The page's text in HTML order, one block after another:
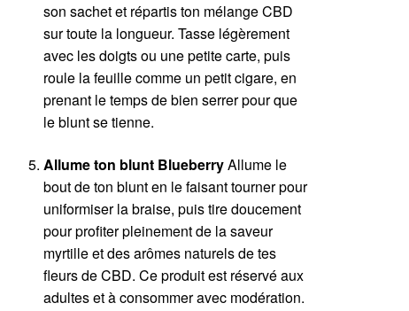
son sachet et répartis ton mélange CBD
sur toute la longueur. Tasse légèrement
avec les doigts ou une petite carte, puis
roule la feuille comme un petit cigare, en
prenant le temps de bien serrer pour que
le blunt se tienne.
Allume ton blunt BlueberryAllume le
bout de ton blunt en le faisant tourner pour
uniformiser la braise, puis tire doucement
pour profiter pleinement de la saveur
myrtille et des arômes naturels de tes
fleurs de CBD. Ce produit est réservé aux
adultes et à consommer avec modération.